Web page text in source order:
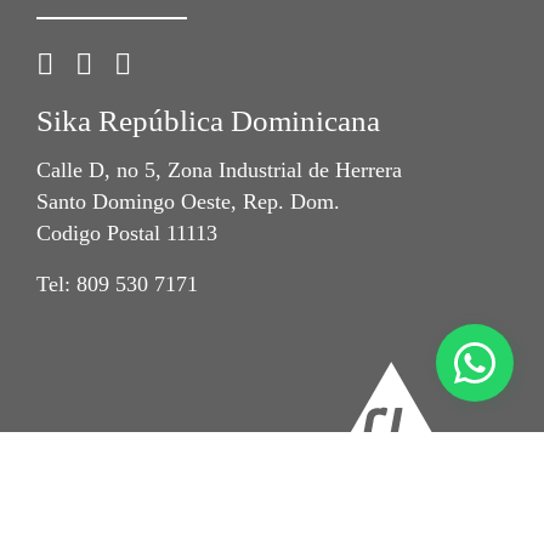
Sika República Dominicana
Calle D, no 5, Zona Industrial de Herrera
Santo Domingo Oeste, Rep. Dom.
Codigo Postal 11113
Tel: 809 530 7171